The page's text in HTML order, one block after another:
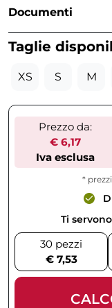
Documenti
Taglie
XS S M
Prezzo da:
€ 6,17
Iva esclusa
*
Ti
30 pezzi
€ 7,53